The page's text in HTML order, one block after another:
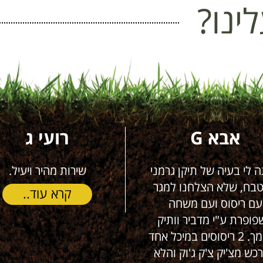
רועי ג
שירות מהיר ויעיל.
קרא עוד..
נתן דוב
שרות מעולה
בטוח שאזמין
קרא